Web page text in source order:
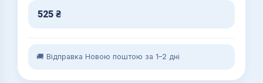
525 ₴
🚚 Відправка Новою поштою за 1–2 дні